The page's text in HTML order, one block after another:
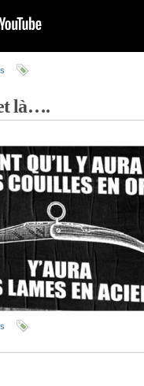
là….